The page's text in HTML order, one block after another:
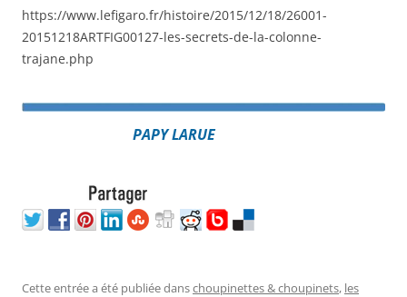
https://www.lefigaro.fr/histoire/2015/12/18/26001-
20151218ARTFIG00127-les-secrets-de-la-colonne-
trajane.php
PAPY LARUE
Cette entrée a été publiée danschoupinettes & choupinets, les